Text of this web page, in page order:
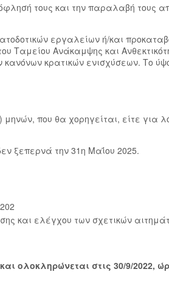
τους και την παραλαβή τους
εργαλείων ή/και
Ταμείου Ανάκαμψης και
κρατικών ενισχύσεων. Το
μηνών, που θα χορηγείται, είτε για
ξεπερνά την 31η Μαΐου 2025.
και ελέγχου των σχετικών
ολοκληρώνεται στις 30/9/2022,